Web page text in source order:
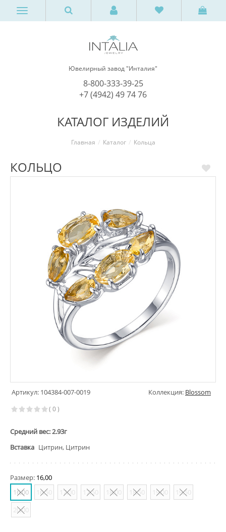
Ювелирный завод "Инталия"
8-800-333-39-25
+7 (4942) 49 74 76
КАТАЛОГ ИЗДЕЛИЙ
Главная Каталог Кольца
КОЛЬЦО
Артикул: 104384-007-0019 Коллекция: Blossom
( 0 )
Средний вес: 2.93г
Вставка Цитрин, Цитрин
Размер: 16,00
16,00
16,50 17,00 17,50 18,00 18,50 19,00
19,50
20,00